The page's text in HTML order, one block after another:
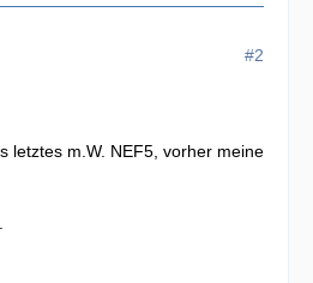
#2
letztes m.W. NEF5, vorher meine